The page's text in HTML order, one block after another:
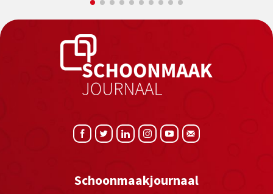
Schoonmaakjournaal